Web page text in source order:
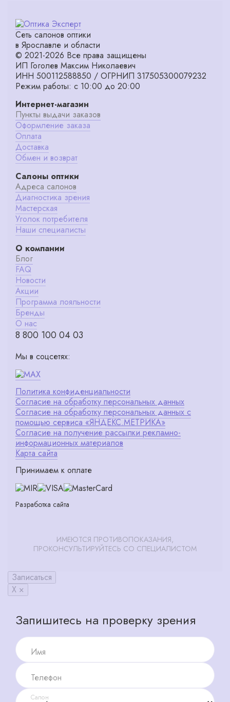
Сеть салонов оптики
в Ярославле и области
© 2021-2026 Все права защищены
ИП Гоголев Максим Николаевич
ИНН 500112588850 / ОГРНИП 317505300079232
Режим работы: с 10:00 до 20:00
Интернет-магазин
Пункты выдачи заказов
Оформление заказа
Оплата
Доставка
Обмен и возврат
Салоны оптики
Адреса салонов
Диагностика зрения
Мастерская
Уголок потребителя
Наши специалисты
О компании
Блог
FAQ
Новости
Акции
Программа лояльности
Бренды
О нас
8 800 100 04 03
Мы в соцсетях:
Политика конфиденциальности
Согласие на обработку персональных данных
Согласие на обработку персональных данных с
помощью сервиса «ЯНДЕКС.МЕТРИКА»
Согласие на получение рассылки рекламно-
информационных материалов
Карта сайта
Принимаем к оплате
Разработка сайта
ИМЕЮТСЯ ПРОТИВОПОКАЗАНИЯ,
ПРОКОНСУЛЬТИРУЙТЕСЬ СО СПЕЦИАЛИСТОМ
Записаться
X ×
Запишитесь на проверку зрения
Имя
Телефон
Салон